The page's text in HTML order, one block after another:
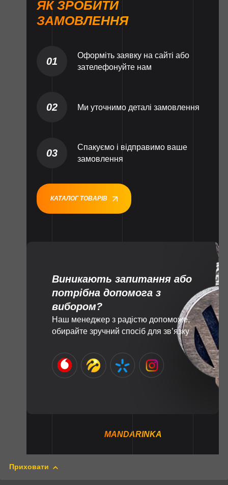
ЯК ЗРОБИТИ
ЗАМОВЛЕННЯ
01
Оформіть заявку на сайті або
зателефонуйте нам
02 Ми уточнимо деталі замовлення
03
Спакуємо і відправимо ваше
замовлення
КАТАЛОГ ТОВАРІВ
Виникають запитання або
потрібна допомога з
вибором?
Наш менеджер з радістю допоможе,
обирайте зручний спосіб для зв’язку
MANDARINKA
Приховати